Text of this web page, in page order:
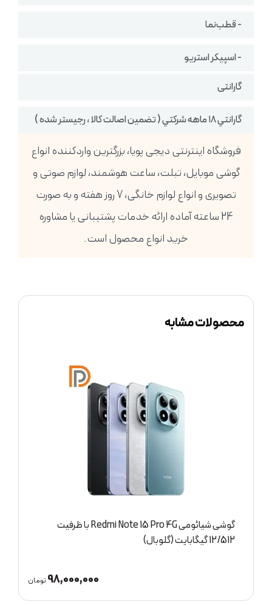
- قطب‌نما
- اسپیکر استریو
گارانتی
گارانتي ١٨ ماهه شركتي ( تضمين اصالت كالا ، رجيستر شده )
فروشگاه اینترنتی دیجی پویا، بزرگترین واردکننده انواع
گوشی موبایل، تبلت، ساعت هوشمند، لوازم صوتی و
تصویری و انواع لوازم خانگی، 7 روز هفته و به صورت
24 ساعته آماده ارائه خدمات پشتیبانی یا مشاوره
خرید انواع محصول است.
محصولات مشابه
گوشی شیائومی Redmi Note 15 Pro 4G با ظرفیت
8/256 گیگابایت (گلوبال)
73,000,000